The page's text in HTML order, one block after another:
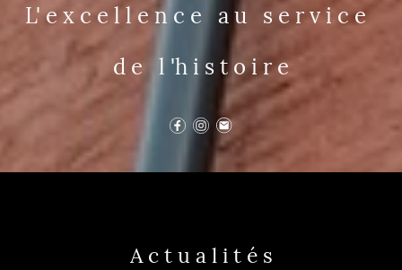
L' e x c e l l e n c e a u s e r v i c e
d e l 'h i s t o i r e
A c t u a l i t é s